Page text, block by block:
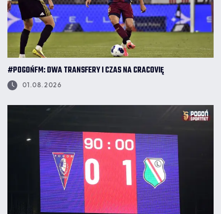
#POGOŃFM: DWA TRANSFERY I CZAS NA CRACOVIĘ
01.08.2026